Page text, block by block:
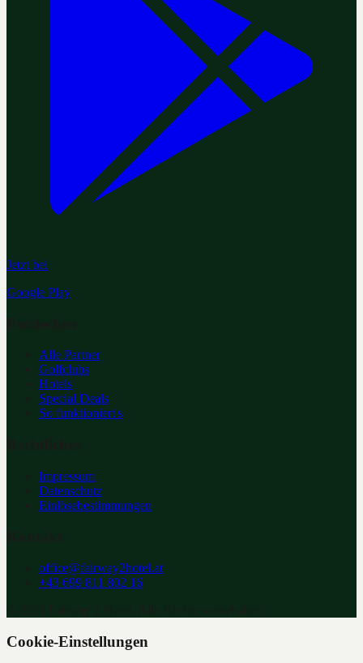
Jetzt bei
Google Play
Alle Partner
Golfclubs
Hotels
Special Deals
So funktioniert's
Impressum
Datenschutz
Einlösebestimmungen
office@fairway2hotel.at
+43 699 811 802 16
Cookie-Einstellungen